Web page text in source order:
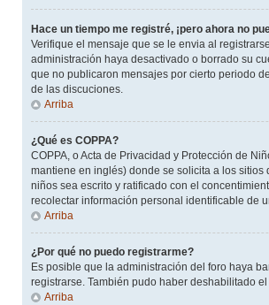
Hace un tiempo me registré, ¡pero ahora no
Verifique el mensaje que se le envia al
administración haya desactivado o borrado su
que no publicaron mensajes por cierto periodo
de las discuciones.
Arriba
¿Qué es COPPA?
COPPA, o Acta de Privacidad y Protección de
mantiene en inglés) donde se solicita a los
niños sea escrito y ratificado con el
recolectar información personal identificable de
Arriba
¿Por qué no puedo registrarme?
Es posible que la administración del foro haya
registrarse. También pudo haber deshabilitado
Arriba